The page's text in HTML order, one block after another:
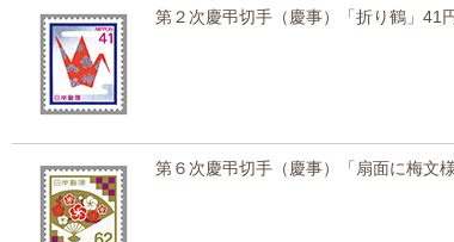
第２次慶弔切手（慶事）「折り鶴」41
第６次慶弔切手（慶事）「扇面に梅文